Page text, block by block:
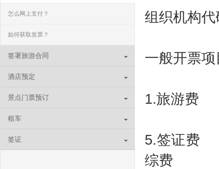
怎么网上支付？
如何获取发票？
签署旅游合同
酒店预定
景点门票预订
租车
签证
组织机构
一般开票
1.旅游费
5.签证费
综费